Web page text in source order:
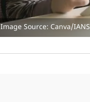
Image Source: Canva/IANS